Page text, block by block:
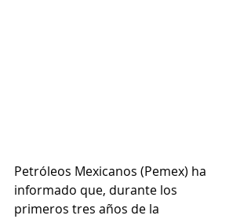
Petróleos Mexicanos (Pemex) ha
informado que, durante los
primeros tres años de la